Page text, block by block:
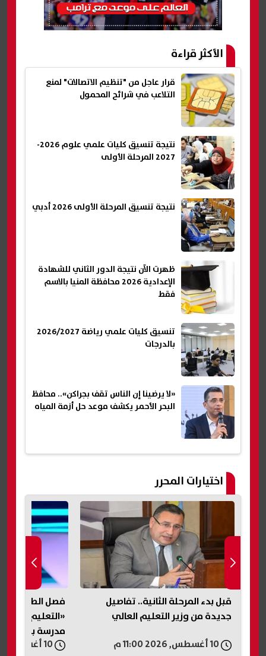
الأكثر قراءة
قرار عاجل من "تنظيم الاتصالات" لمنع
التلاعب في شرائح المحمول
نتيجة تنسيق كليات علمي علوم 2026-
2027 المرحلة الأولى
نتيجة تنسيق المرحلة الأولى 2026 أدبي
ظهرت الآن نتيجة الدور الثاني للشهادة
الإعدادية 2026 محافظة المنيا بالاسم
فقط
تنسيق كليات علمي رياضة 2026/2027
بالدرجات
«لا يرضينا إن الناس تقف بجراكن».. محافظ
البحر الأحمر يكشف موعد حل أزمة المياه
اختيارات المحرر
قبل بدء المرحلة الثانية.. تفاصيل
جديدة من وزير التعليم العالي
فصل الطلاب
«التعليم»
مدرسة بني